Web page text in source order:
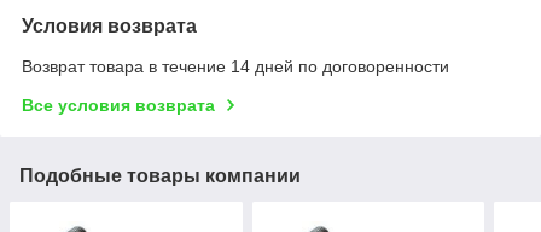
Условия возврата
Возврат товара в течение 14 дней по договоренности
Все условия возврата
Подобные товары компании